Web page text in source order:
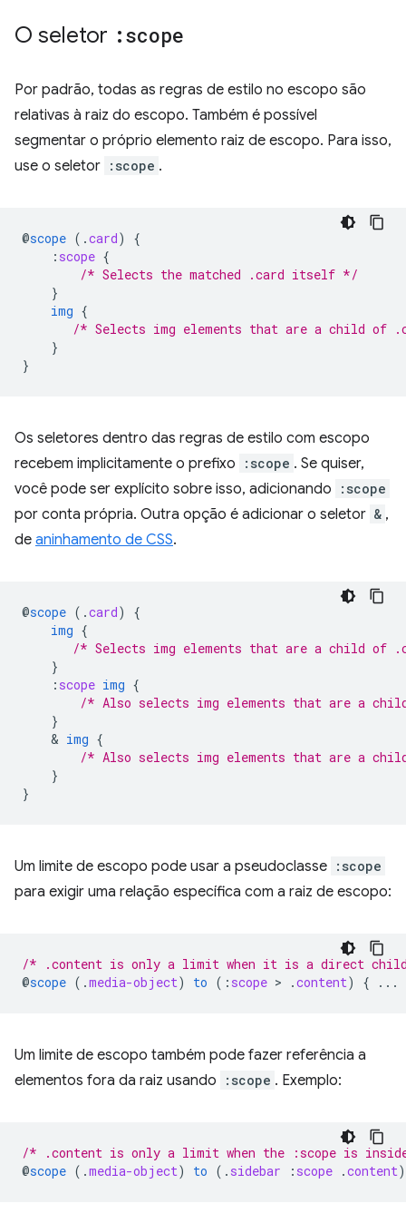
O seletor :scope
Por padrão, todas as regras de estilo no escopo são
relativas à raiz do escopo. Também é possível
segmentar o próprio elemento raiz de escopo. Para isso,
use o seletor :scope .
@scope ( .card)
{
: scope {
/* Selects the matched .card itself */
}
img {
/* Selects img elements that are a child of
}
}
Os seletores dentro das regras de estilo com escopo
recebem implicitamente o prefixo
:scope . Se quiser,
você pode ser explícito sobre isso, adicionando
:scope
por conta própria. Outra opção é adicionar o seletor & ,
de aninhamento de CSS.
@scope ( .card)
{
img {
/* Selects img elements that are a child of
}
: scope img {
/* Also selects img elements that are a
}
    &
img {
/* Also selects img elements that are a
}
}
Um limite de escopo pode usar a pseudoclasse :scope
para exigir uma relação específica com a raiz de escopo:
/* .content is only a limit when it is a direct
@scope ( .media-object) to ( : scope > .content) { ...
Um limite de escopo também pode fazer referência a
elementos fora da raiz usando
:scope . Exemplo:
/* .content is only a limit when the :scope is
@scope ( .media-object) to ( . sidebar : scope .content)